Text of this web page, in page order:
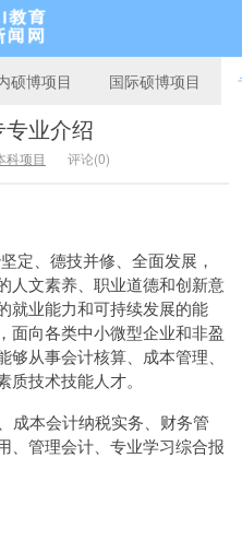
闻网
硕博项目 国际硕博项目
业介绍
科项目 评论(0)
定、德技并修、全面发展，
人文素养、职业道德和创新意
就业能力和可持续发展的能
面向各类中小微型企业和非盈
从事会计核算、成本管理、
技术技能人才。
成本会计纳税实务、财务管
、管理会计、专业学习综合报